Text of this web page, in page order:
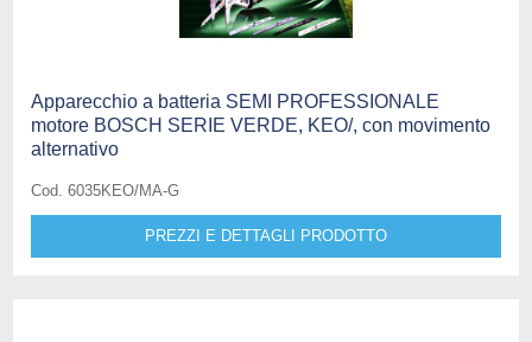
Apparecchio a batteria SEMI PROFESSIONALE
motore BOSCH SERIE VERDE, KEO/, con movimento
alternativo
Cod. 6035KEO/MA-G
PREZZI E DETTAGLI PRODOTTO